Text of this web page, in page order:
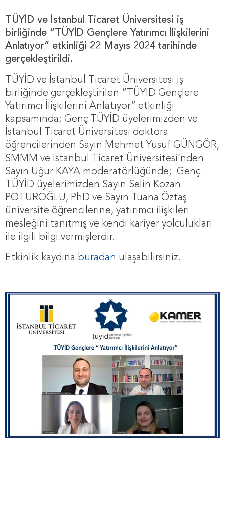
TÜYİD ve İstanbul Ticaret Üniversitesi iş
birliğinde “TÜYİD Gençlere Yatırımcı İlişkilerini
Anlatıyor” etkinliği 22 Mayıs 2024 tarihinde
gerçekleştirildi.
TÜYİD ve İstanbul Ticaret Üniversitesi iş
birliğinde gerçekleştirilen “TÜYİD Gençlere
Yatırımcı İlişkilerini Anlatıyor” etkinliği
kapsamında; Genç TÜYİD üyelerimizden ve
İstanbul Ticaret Üniversitesi doktora
öğrencilerinden Sayın Mehmet Yusuf GÜNGÖR,
SMMM ve İstanbul Ticaret Üniversitesi’nden
Sayın Uğur KAYA moderatörlüğünde; Genç
TÜYİD üyelerimizden Sayın Selin Kozan
POTUROĞLU, PhD ve Sayın Tuana Öztaş
üniversite öğrencilerine, yatırımcı ilişkileri
mesleğini tanıtmış ve kendi kariyer yolculukları
ile ilgili bilgi vermişlerdir.
Etkinlik kaydına buradan ulaşabilirsiniz.